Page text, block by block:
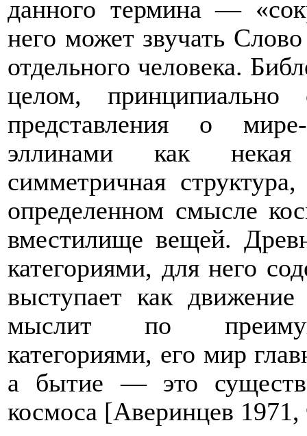
данного термина —
него может звучать
отдельного человека.
целом, принципиально
представления о мире-
эллинами как
симметричная
определенном смысле
вместилище вещей.
категориями, для него
выступает как
мыслит по
категориями, его мир
а бытие — это
космоса [Аверинцев